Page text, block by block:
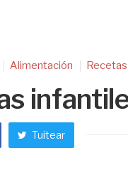
Alimentación
Tuitear